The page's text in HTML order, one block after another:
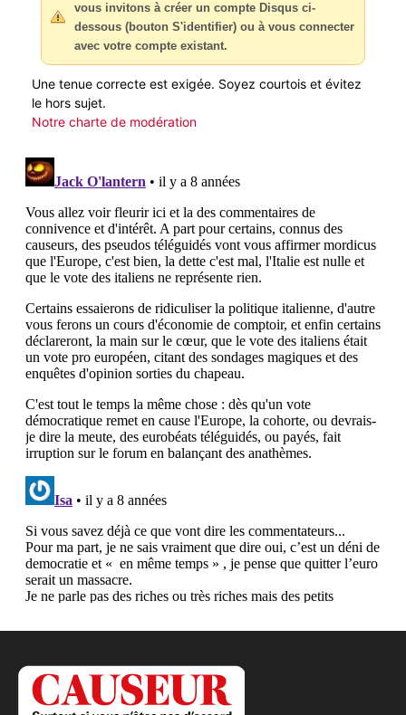
vous invitons à créer un compte Disqus ci-
dessous (bouton S'identifier) ou à vous connecter
avec votre compte existant.
Une tenue correcte est exigée. Soyez courtois et évitez
le hors sujet.
Notre charte de modération